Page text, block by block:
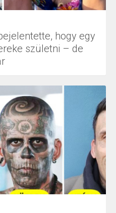
hogy egy
születni – de